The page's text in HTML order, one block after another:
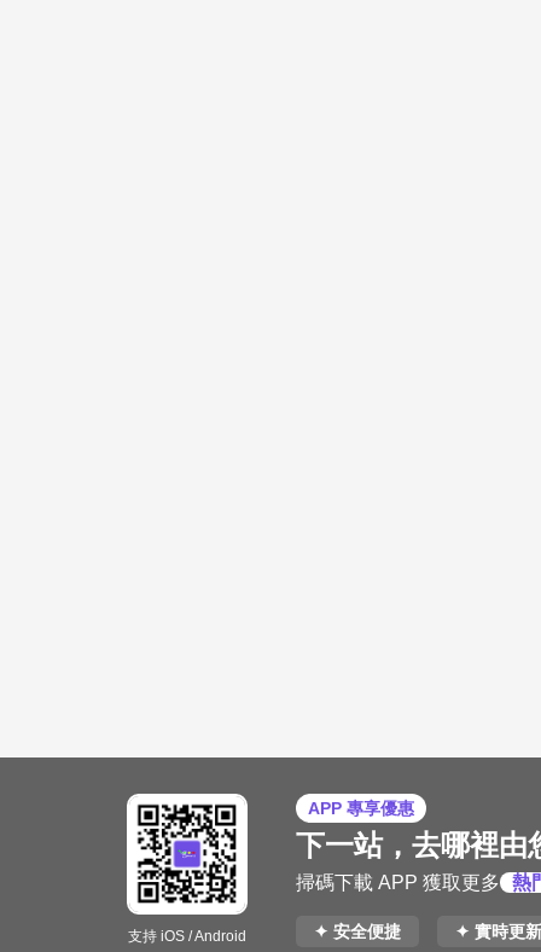
支持 iOS / Android
APP 專享優惠
下一站，去哪裡由
掃碼下載 APP 獲取更多 熱
✦ 安全便捷 ✦ 實時更新